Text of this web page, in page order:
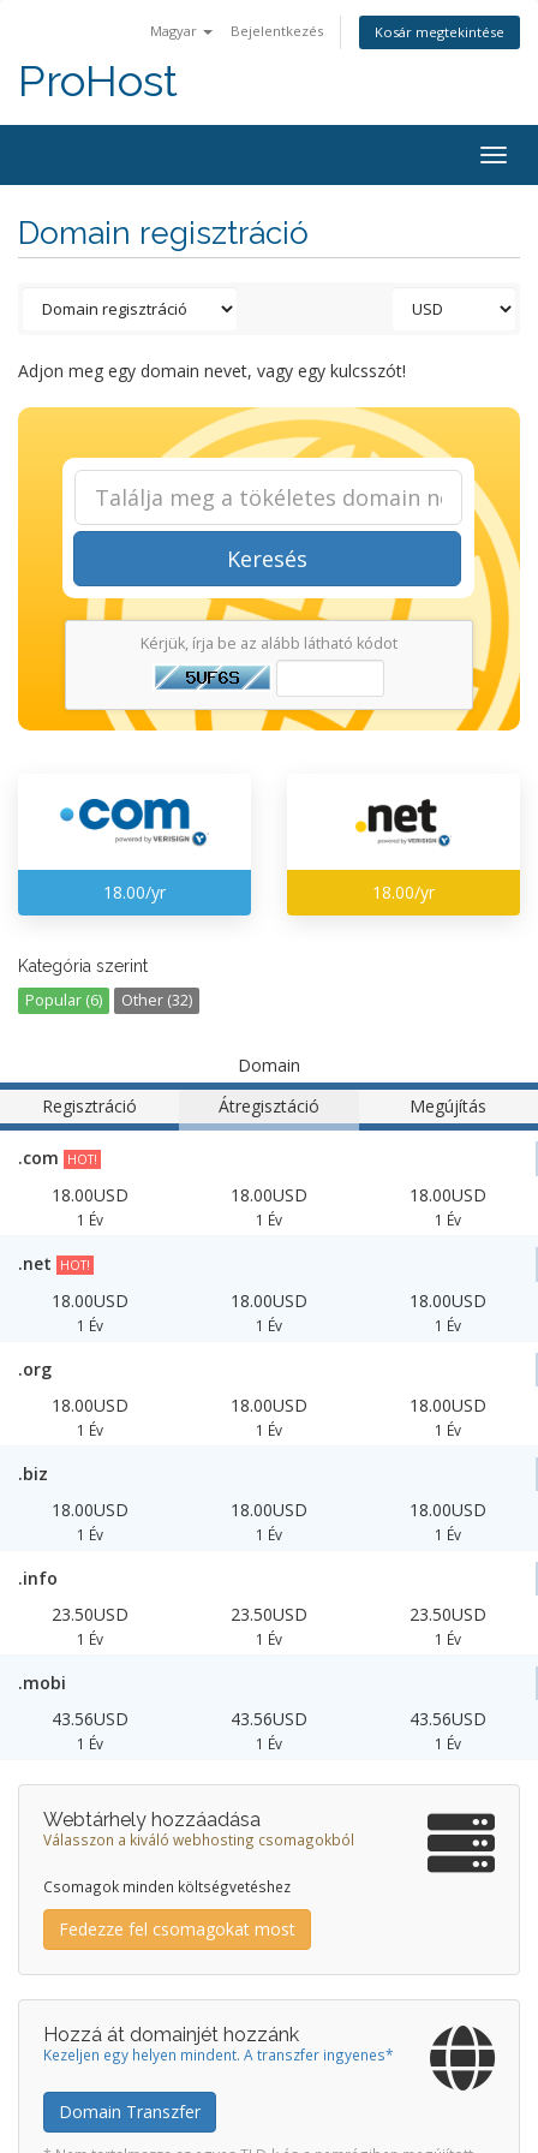
Magyar Bejelentkezés Kosár megtekintése
ProHost
Domain regisztráció
Adjon meg egy domain nevet, vagy egy kulcsszót!
Keresés
Kérjük, írja be az alább látható kódot
18.00/yr 18.00/yr
Kategória szerint
Popular (6) Other (32)
Domain
Regisztráció
Átregisztáció Megújítás
.com HOT!
18.00USD
1 Év
18.00USD
1 Év
18.00USD
1 Év
.net HOT!
18.00USD
1 Év
18.00USD
1 Év
18.00USD
1 Év
.org
18.00USD
1 Év
18.00USD
1 Év
18.00USD
1 Év
.biz
18.00USD
1 Év
18.00USD
1 Év
18.00USD
1 Év
.info
23.50USD
1 Év
23.50USD
1 Év
23.50USD
1 Év
.mobi
43.56USD
1 Év
43.56USD
1 Év
43.56USD
1 Év
Webtárhely hozzáadása
Válasszon a kiváló webhosting csomagokból
Csomagok minden költségvetéshez
Fedezze fel csomagokat most
Hozzá át domainjét hozzánk
Kezeljen egy helyen mindent. A transzfer ingyenes*
Domain Transzfer